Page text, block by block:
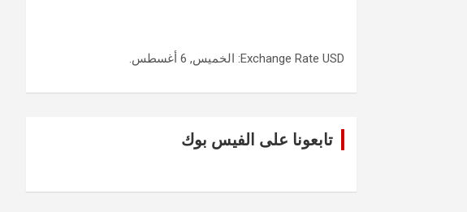
Exchange Rate USD : الخميس, 6 أغسطس.
تابعونا على الفيس بوك